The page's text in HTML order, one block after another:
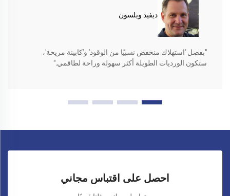
ديفيد ويلسون
"بفضل 'استهلاك منخفض نسبيًا من الوقود' و'كابينة مريحة'،
ستكون الورديات الطويلة أكثر سهولة وراحة لطاقمي."
احصل على اقتباس مجاني